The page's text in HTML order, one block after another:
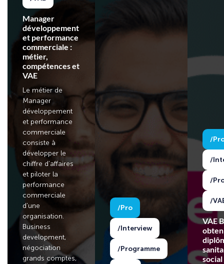
Manager
développement
et performance
commerciale :
métier,
compétences et
VAE
Le métier de
Manager
développement
et performance
commerciale
consiste à
développer le
chiffre d’affaires
et piloter la
performance
commerciale
d’une
organisation.
Business
development,
négociation
grands comptes,
Pro
Interview
Programme
VAE
social